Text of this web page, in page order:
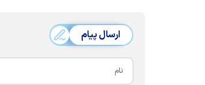
ارسال پیام